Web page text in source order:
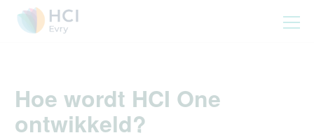
Hoe wordt HCI One
ontwikkeld?